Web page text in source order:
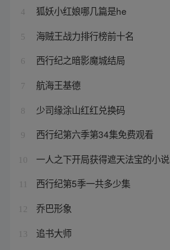
4 狐妖小红娘哪几篇是he
5 海贼王战力排行榜前十名
6 西行纪之暗影魔城结局
7 航海王基德
8 少司缘涂山红红兑换码
9 西行纪第六季第34集免费观看
10 一人之下开局获得遮天法宝的小说
西行纪第5季一共多少集
12 乔巴形象
13 追书大师